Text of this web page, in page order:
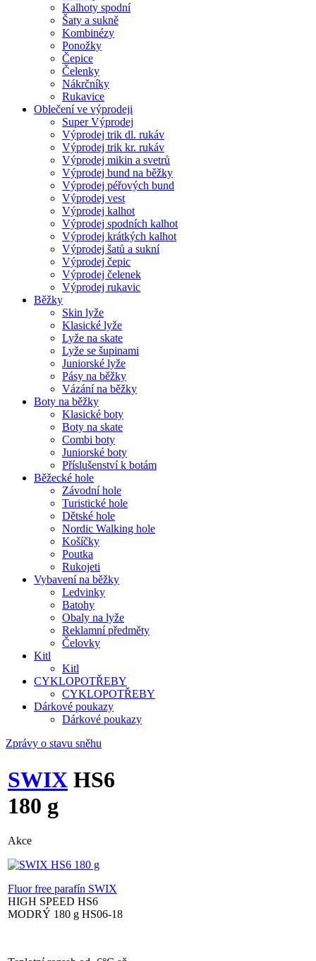
Kalhoty spodní
Šaty a sukně
Kombinézy
Ponožky
Čepice
Čelenky
Nákrčníky
Rukavice
Oblečení ve výprodeji
Super Výprodej
Výprodej trik dl. rukáv
Výprodej trik kr. rukáv
Výprodej mikin a svetrů
Výprodej bund na běžky
Výprodej péřových bund
Výprodej vest
Výprodej kalhot
Výprodej spodních kalhot
Výprodej krátkých kalhot
Výprodej šatů a sukní
Výprodej čepic
Výprodej čelenek
Výprodej rukavic
Běžky
Skin lyže
Klasické lyže
Lyže na skate
Lyže se šupinami
Juniorské lyže
Pásy na běžky
Vázání na běžky
Boty na běžky
Klasické boty
Boty na skate
Combi boty
Juniorské boty
Příslušenství k botám
Běžecké hole
Závodní hole
Turistické hole
Dětské hole
Nordic Walking hole
Košíčky
Poutka
Rukojeti
Vybavení na běžky
Ledvinky
Batohy
Obaly na lyže
Reklamní předměty
Čelovky
Kitl
Kitl
CYKLOPOTŘEBY
CYKLOPOTŘEBY
Dárkové poukazy
Dárkové poukazy
Zprávy o stavu sněhu
SWIX HS6
180 g
Akce
Fluor free parafín SWIX
HIGH SPEED HS6
MODRÝ 180 g HS06-18